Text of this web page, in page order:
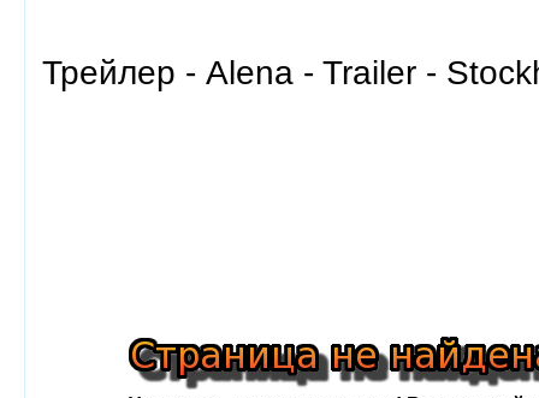
Трейлер - Alena - Trailer -